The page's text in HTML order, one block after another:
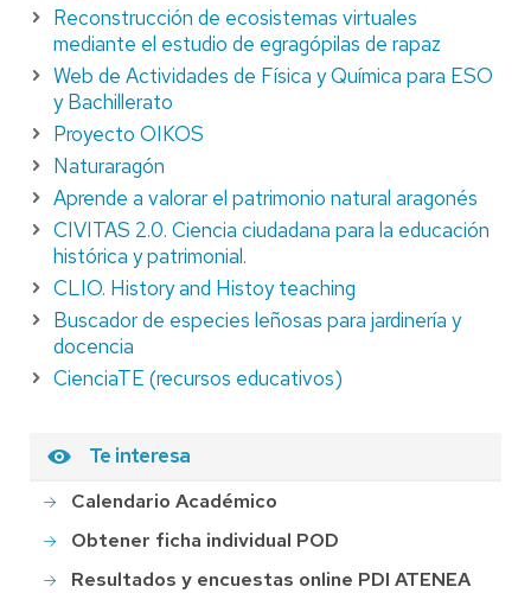
Reconstrucción de ecosistemas virtuales
mediante el estudio de egragópilas de rapaz
Web de Actividades de Física y Química para ESO
y Bachillerato
Proyecto OIKOS
Naturaragón
Aprende a valorar el patrimonio natural aragonés
CIVITAS 2.0. Ciencia ciudadana para la educación
histórica y patrimonial.
CLIO. History and Histoy teaching
Buscador de especies leñosas para jardinería y
docencia
CienciaTE (recursos educativos)
Te interesa
Calendario Académico
Obtener ficha individual POD
Resultados y encuestas online PDI ATENEA